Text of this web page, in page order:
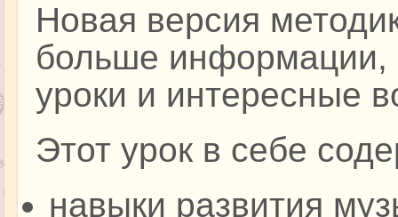
Новая версия
больше информации,
уроки и интересные
Этот урок в себе
навыки развития